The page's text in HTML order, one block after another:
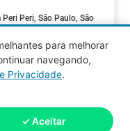
Peri, São Paulo, São
para melhorar
navegando,
Privacidade.
✓ Aceitar